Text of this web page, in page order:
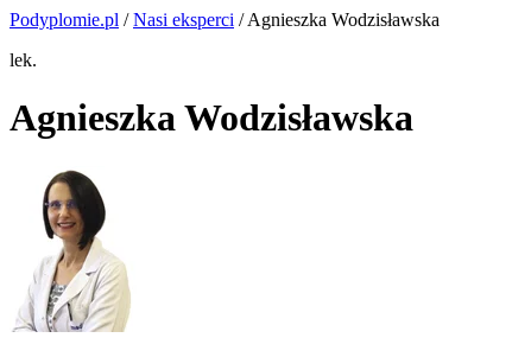
Podyplomie.pl /Nasi eksperci / Agnieszka Wodzisławska
lek.
Agnieszka Wodzisławska